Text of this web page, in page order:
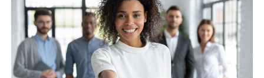
資料請求(無料) お見積もり依頼